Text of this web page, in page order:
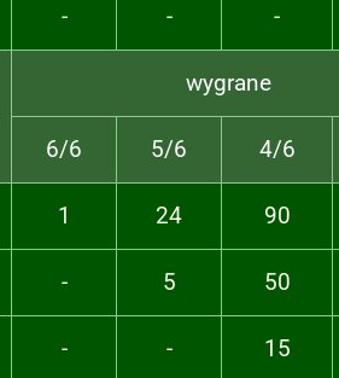
- - -
wygrane
6/6
5/6 4/6
1 24 90
- 5 50
- - 15